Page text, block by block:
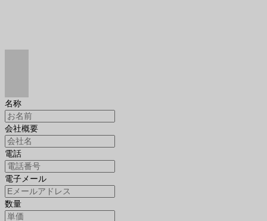
名称
会社概要
電話
電子メール
数量